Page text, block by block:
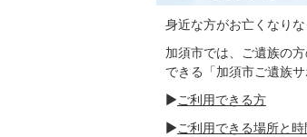
身近な方がお亡くなり
加須市では、ご遺族の
できる「加須市ご遺族
▶ご利用できる方
▶ご利用できる場所と時